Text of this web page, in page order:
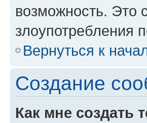
возможность. Это
злоупотребления
Вернуться к
Создание
Как мне создать